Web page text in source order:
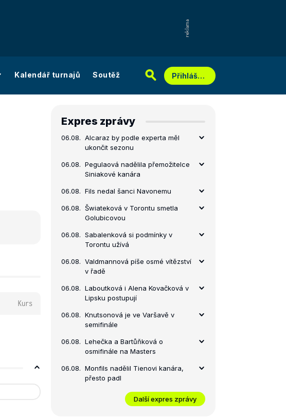
Kalendář turnajů Soutěž Přihlášení
Kurs
Expres zprávy
06.08. Alcaraz by podle experta měl
ukončit sezonu
06.08. Pegulaová nadělila přemožitelce
Siniakové kanára
06.08. Fils nedal šanci Navonemu
06.08. Šwiateková v Torontu smetla
Golubicovou
06.08. Sabalenková si podmínky v
Torontu užívá
06.08. Valdmannová píše osmé vítězství
v řadě
06.08. Laboutková i Alena Kovačková v
Lipsku postupují
06.08. Knutsonová je ve Varšavě v
semifinále
06.08. Lehečka a Bartůňková o
osmifinále na Masters
06.08. Monfils nadělil Tienovi kanára,
přesto padl
Další expres zprávy